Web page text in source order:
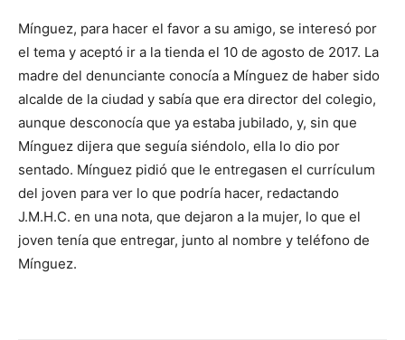
Mínguez, para hacer el favor a su amigo, se interesó por
el tema y aceptó ir a la tienda el 10 de agosto de 2017. La
madre del denunciante conocía a Mínguez de haber sido
alcalde de la ciudad y sabía que era director del colegio,
aunque desconocía que ya estaba jubilado, y, sin que
Mínguez dijera que seguía siéndolo, ella lo dio por
sentado. Mínguez pidió que le entregasen el currículum
del joven para ver lo que podría hacer, redactando
J.M.H.C. en una nota, que dejaron a la mujer, lo que el
joven tenía que entregar, junto al nombre y teléfono de
Mínguez.